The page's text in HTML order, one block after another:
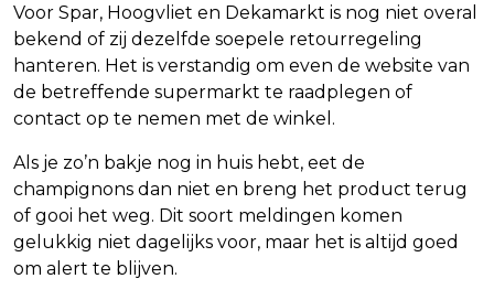
Voor Spar, Hoogvliet en Dekamarkt is nog niet overal
bekend of zij dezelfde soepele retourregeling
hanteren. Het is verstandig om even de website van
de betreffende supermarkt te raadplegen of
contact op te nemen met de winkel.
Als je zo’n bakje nog in huis hebt, eet de
champignons dan niet en breng het product terug
of gooi het weg. Dit soort meldingen komen
gelukkig niet dagelijks voor, maar het is altijd goed
om alert te blijven.